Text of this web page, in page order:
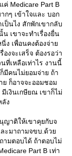
ค่ Medicare Part B
ๆ เข้าใจและ บอก
ป็นไง สักพักเขากลับ
น เขาจะทำเรื่องยื่น
ง เพื่อนคงต้องจ่า
งจะเสร็จ ต้องรอว่า
ที่เหลือเท่าไร งานนี้
มีคนไม่ยอมจ่าย ถ้า
ย ก็อาจจะออมชอม
เงินเกษียณ เขาก็ไม่
ง
ญาติให้เขาคุยกับจ
ละมาถามจขบ.ด้ว
มตอบได้ ถ้าตอบไม่
Part B เท่า